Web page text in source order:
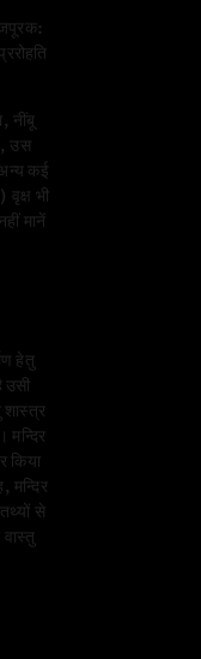
नींबू
उस
अन्य कई
भी
मानें
हेतु
उसी
शास्त्र
मन्दिर
किया
मन्दिर
तथ्यों से
वास्तु